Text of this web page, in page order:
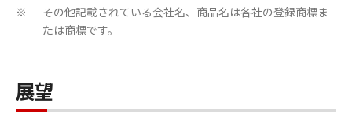
※
その他記載されている会社名、商品名は各社の登録商標ま
たは商標です。
展望